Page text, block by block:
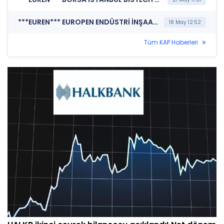
***EUREN*** EUROPEN ENDÜSTRİ İNŞAAT SANAYİ VE TİCARET A.Ş. (Genel Kurul İşlemlerine İlişkin Bildirim) 18 May 12:52
Tüm KAP Haberleri